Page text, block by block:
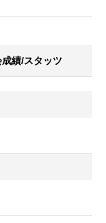
成績/スタッツ